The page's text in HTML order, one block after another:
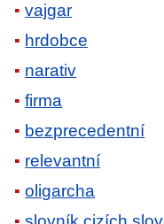
vajgar
hrdobce
narativ
firma
bezprecedentní
relevantní
oligarcha